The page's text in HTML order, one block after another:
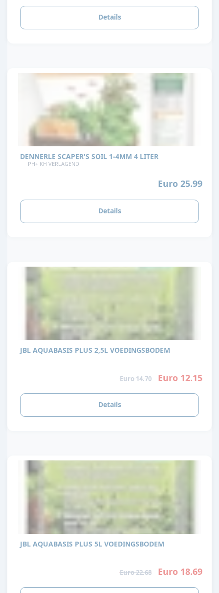
Details
DENNERLE SCAPER'S SOIL 1-4MM 4 LITER
PH+ KH VERLAGEND
Euro 25.99
Details
JBL AQUABASIS PLUS 2,5L VOEDINGSBODEM
Euro 14.70 Euro 12.15
Details
JBL AQUABASIS PLUS 5L VOEDINGSBODEM
Euro 22.68 Euro 18.69